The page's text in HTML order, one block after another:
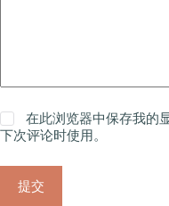
在此浏览器中保存我的
下次评论时使用。
提交